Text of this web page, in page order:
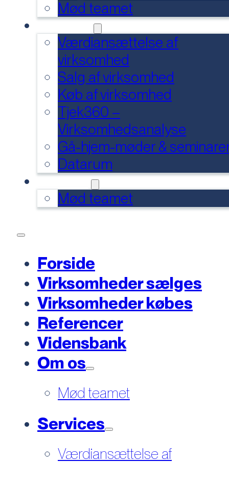
Mød teamet
Værdiansættelse af
virksomhed
Salg af virksomhed
Køb af virksomhed
Tjek360 –
Virksomhedsanalyse
Gå-hjem-møder &
Datarum
Mød teamet
Forside
Virksomheder sælges
Virksomheder købes
Referencer
Vidensbank
Om os
Mød teamet
Services
Værdiansættelse af